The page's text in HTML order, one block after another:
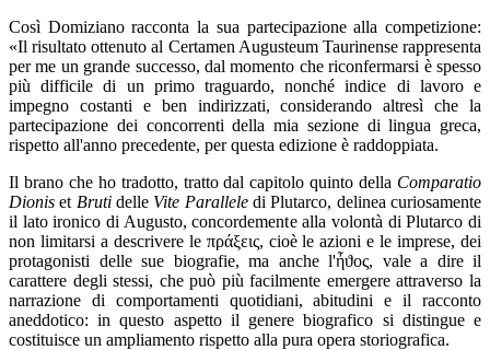
Così Domiziano racconta la sua partecipazione alla competizione:
«Il risultato ottenuto al Certamen Augusteum Taurinense rappresenta
per me un grande successo, dal momento che riconfermarsi è spesso
più difficile di un primo traguardo, nonché indice di lavoro e
impegno costanti e ben indirizzati, considerando altresì che la
partecipazione dei concorrenti della mia sezione di lingua greca,
rispetto all'anno precedente, per questa edizione è raddoppiata.
Il brano che ho tradotto, tratto dal capitolo quinto della Comparatio
Dionis et Brutidelle Vite Paralleledi Plutarco, delinea curiosamente
il lato ironico di Augusto, concordemente alla volontà di Plutarco di
non limitarsi a descrivere le πράξεις, cioè le azioni e le imprese, dei
protagonisti delle sue biografie, ma anche l'ἦϑος, vale a dire il
carattere degli stessi, che può più facilmente emergere attraverso la
narrazione di comportamenti quotidiani, abitudini e il racconto
aneddotico: in questo aspetto il genere biografico si distingue e
costituisce un ampliamento rispetto alla pura opera storiografica.